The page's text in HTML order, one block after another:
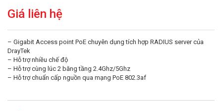
Giá liên hệ
– Gigabit Access point PoE chuyên dụng tích hợp RADIUS server của
DrayTek
– Hỗ trợ nhiều chế độ
– Hỗ trợ cùng lúc 2 băng tầng 2.4Ghz/5Ghz
– Hỗ trợ chuẩn cấp nguồn qua mạng PoE 802.3af